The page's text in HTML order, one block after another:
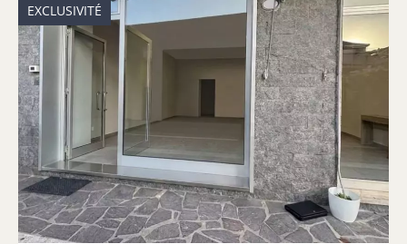
EXCLUSIVITÉ